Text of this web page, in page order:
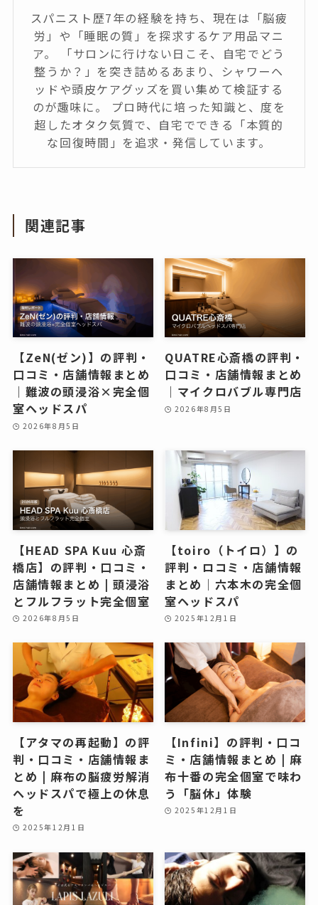
スパニスト歴7年の経験を持ち、現在は「脳疲
労」や「睡眠の質」を探求するケア用品マニ
ア。 「サロンに行けない日こそ、自宅でどう
整うか？」を突き詰めるあまり、シャワーヘ
ッドや頭皮ケアグッズを買い集めて検証する
のが趣味に。 プロ時代に培った知識と、度を
超したオタク気質で、自宅でできる「本質的
な回復時間」を追求・発信しています。
関連記事
【ZeN(ゼン)】の評判・
口コミ・店舗情報まとめ
｜難波の頭浸浴×完全個
室ヘッドスパ
2026年8月5日
QUATRE心斎橋の評判・
口コミ・店舗情報まとめ
｜マイクロバブル専門店
2026年8月5日
【HEAD SPA Kuu 心斎
橋店】の評判・口コミ・
店舗情報まとめ | 頭浸浴
とフルフラット完全個室
2026年8月5日
【toiro（トイロ）】の
評判・ロコミ・店舗情報
まとめ｜六本木の完全個
室ヘッドスパ
2025年12月1日
【アタマの再起動】の評
判・口コミ・店舗情報ま
とめ | 麻布の脳疲労解消
ヘッドスパで極上の休息
を
2025年12月1日
【Infini】の評判・口コ
ミ・店舗情報まとめ | 麻
布十番の完全個室で味わ
う「脳休」体験
2025年12月1日